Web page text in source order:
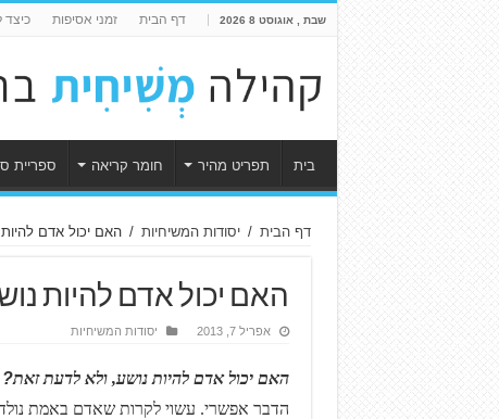
שבת , אוגוסט 8 2026 דף הבית זמני אסיפות כיצד
בית תפריט מהיר חומר קריאה ספריית
דף הבית / יסודות המשיחיות / האם יכול אדם
האם יכול אדם להיות
אפריל 7, 2013 יסודות המשיחיות
האם יכול אדם להיות נושע, ולא לדעת זאת?
הדבר אפשרי. עשוי לקרות שאדם באמת